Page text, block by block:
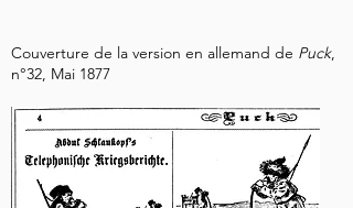
Couverture de la version en allemand de Puck,
n°32, Mai 1877